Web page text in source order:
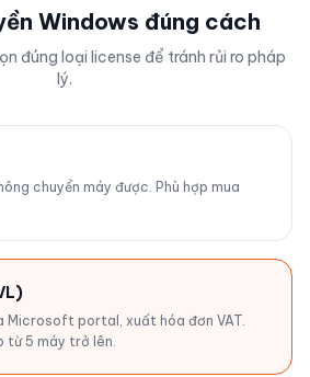
Windows đúng cách
đúng loại license để tránh rủi ro pháp
lý.
chuyển máy được. Phù hợp mua
Microsoft portal, xuất hóa đơn VAT.
từ 5 máy trở lên.